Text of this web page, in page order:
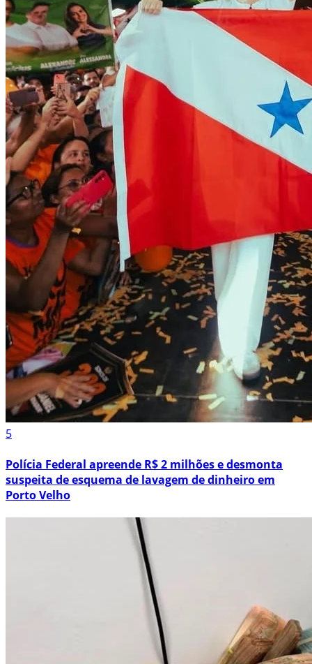
5
Polícia Federal apreende R$ 2 milhões e desmonta
suspeita de esquema de lavagem de dinheiro em
Porto Velho